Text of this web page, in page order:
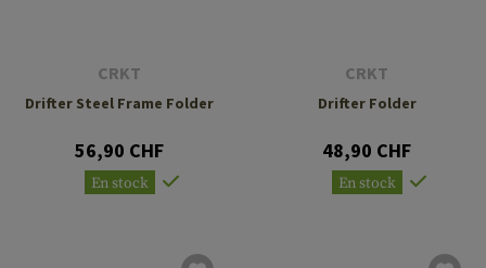
CRKT
Drifter Steel Frame Folder
56,90 CHF
En stock
CRKT
Drifter Folder
48,90 CHF
En stock